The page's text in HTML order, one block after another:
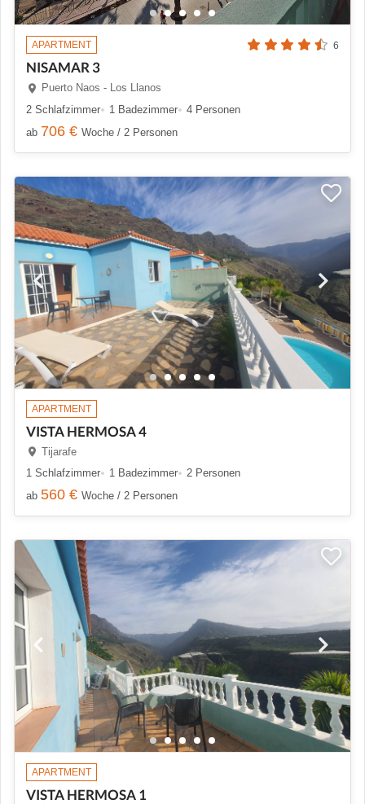
APARTMENT 6
NISAMAR 3
Puerto Naos - Los Llanos
2 Schlafzimmer
1 Badezimmer
4 Personen
ab 706 € Woche / 2 Personen
APARTMENT
VISTA HERMOSA 4
Tijarafe
1 Schlafzimmer
1 Badezimmer
2 Personen
ab 560 € Woche / 2 Personen
APARTMENT
VISTA HERMOSA 1